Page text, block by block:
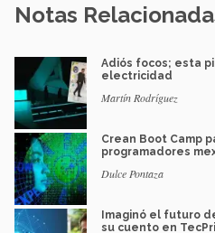
Notas
Adiós focos; esta
electricidad
Martín Rodríguez
Crean Boot Camp
programadores
Dulce Pontaza
Imaginó el futuro
su cuento en